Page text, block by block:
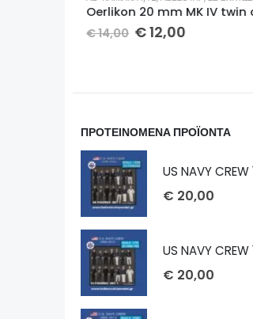
€14,00 €12,00
ΠΡΟΤΕΙΝΟΜΕΝΑ ΠΡΟΪΟΝΤΑ
€ 20,00
€ 20,00